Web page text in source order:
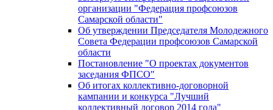
организации "Федерация профсоюзов
Самарской области"
Об утверждении Председателя Молодежного
Совета Федерации профсоюзов Самарской
области
Постановление "О проектах документов
заседания ФПСО"
Об итогах коллективно-договорной
кампании и конкурса "Лучший
коллективный договор 2014 года"